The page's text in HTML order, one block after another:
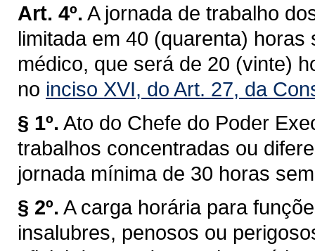
Art. 4º. A jornada de trabalho
limitada em 40 (quarenta)
médico, que será de 20 (vinte)
no inciso XVI, do Art. 27, da
§ 1º. Ato do Chefe do Poder
trabalhos concentradas ou
jornada mínima de 30 horas
§ 2º. A carga horária para
insalubres, penosos ou